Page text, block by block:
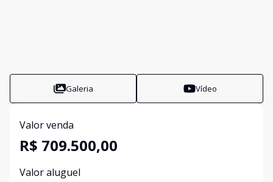
Galeria Vídeo
Valor venda
R$ 709.500,00
Valor aluguel